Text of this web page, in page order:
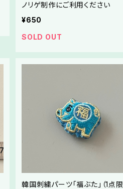
ノリゲ制作にご利用ください
¥650
SOLD OUT
韓国刺繍パーツ「福ぶた」（1点限